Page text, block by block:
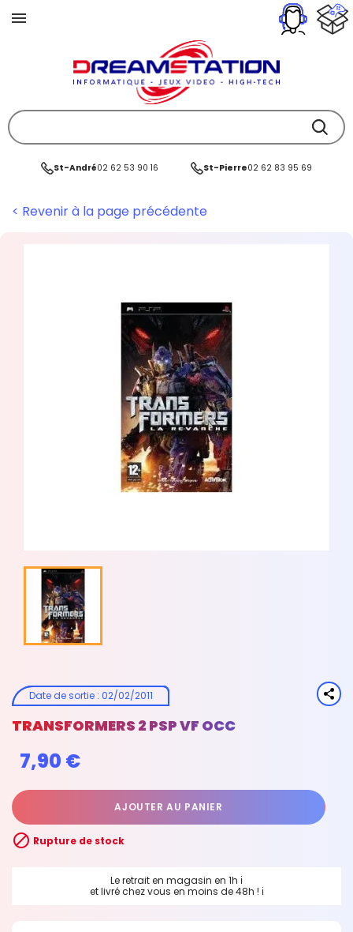
St-André02 62 53 90 16 St-Pierre02 62 83 95 69
< Revenir à la page précédente
Date de sortie: 02/02/2011
TRANSFORMERS 2 PSP VF OCC
7,90 €
AJOUTER AU PANIER
 Rupture de stock
Le retrait en magasin en 1h ℹ
et livré chez vous en moins de 48h ! ℹ